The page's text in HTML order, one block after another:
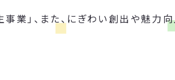
業」、また、にぎわい創出や魅